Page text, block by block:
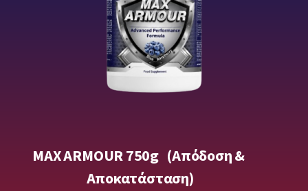
MAX ARMOUR 750g (Απόδοση &
Αποκατάσταση)